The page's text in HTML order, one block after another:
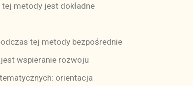
metody jest dokładne
tej metody bezpośrednie
wspieranie rozwoju
orientacja